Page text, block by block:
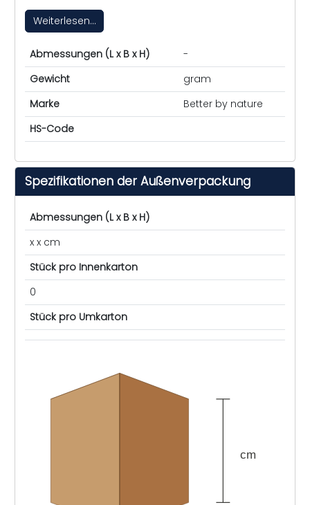
Weiterlesen...
Abmessungen (L x B x H)
-
Gewicht
gram
Marke
Better by nature
HS-Code
Spezifikationen der Außenverpackung
Abmessungen (L x B x H)
x x cm
Stück pro Innenkarton
0
Stück pro Umkarton
cm